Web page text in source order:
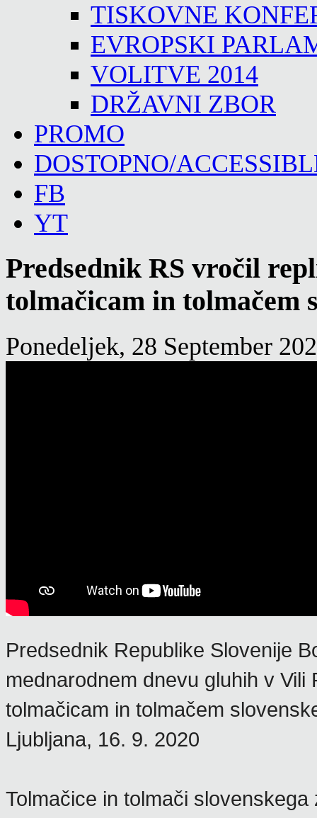
TISKOVNE
EVROPSKI
VOLITVE 2014
DRŽAVNI ZBOR
PROMO
DOSTOPNO/
FB
YT
Predsednik RS vročil
tolmačicam in tolmačem
Ponedeljek, 28 September
Predsednik Republike Slovenije
mednarodnem dnevu gluhih v
tolmačicam in tolmačem
Ljubljana, 16. 9. 2020
Tolmačice in tolmači